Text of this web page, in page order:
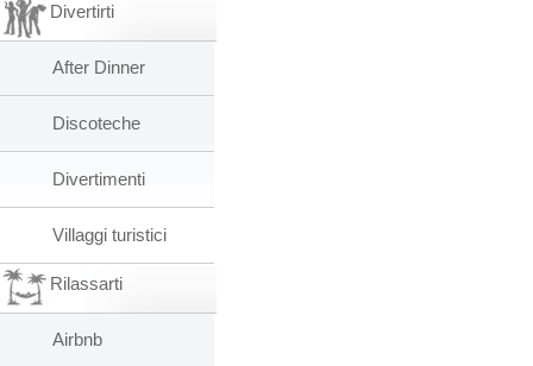
Divertirti
After Dinner
Discoteche
Divertimenti
Villaggi turistici
Rilassarti
Airbnb